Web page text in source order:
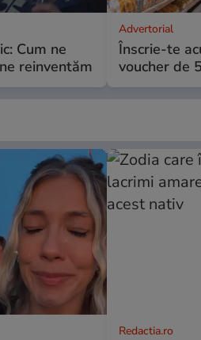
Cum ne
reinventăm
Advertorial
Înscrie-te
voucher de
Redactia.ro